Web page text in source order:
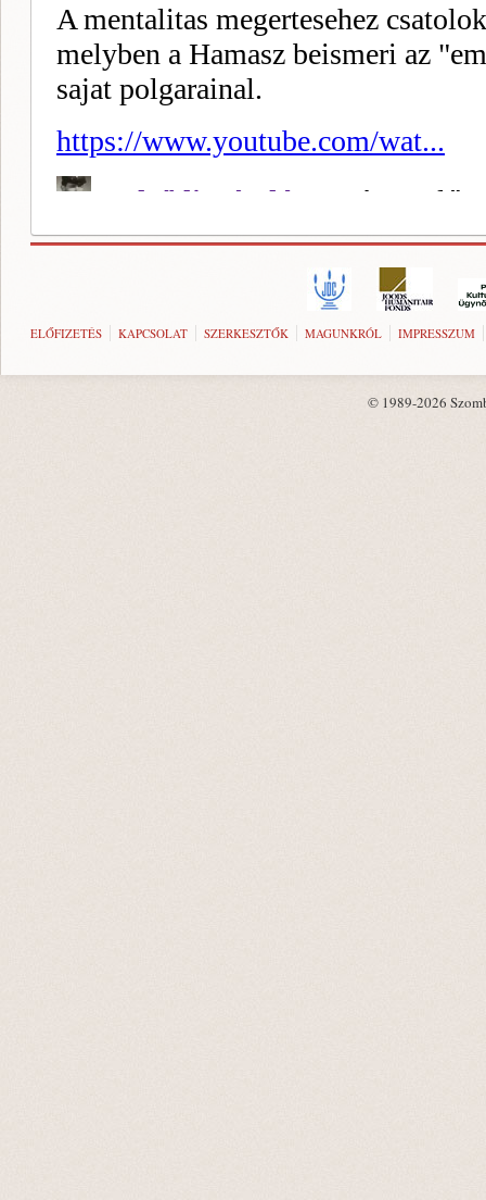
ELŐFIZETÉS KAPCSOLAT SZERKESZTŐK MAGUNKRÓL IMPRESSZUM
© 1989-2026